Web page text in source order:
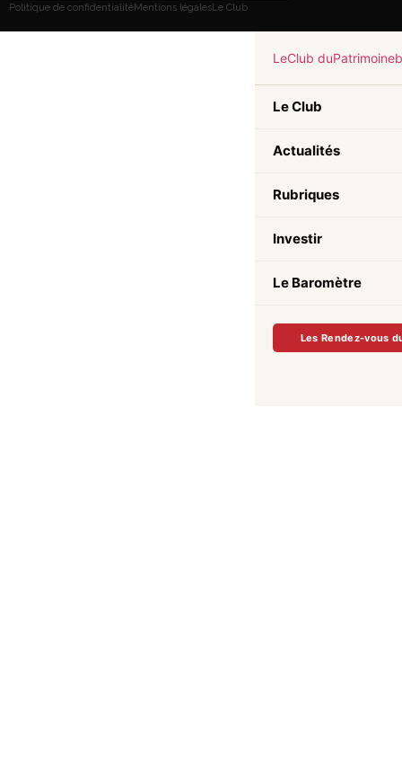
Politique de confidentialitéMentions légalesLe Club
LeClub duPatrimoine
Le Club
Actualités
Rubriques
Investir
Le Baromètre
Les Rendez-vous